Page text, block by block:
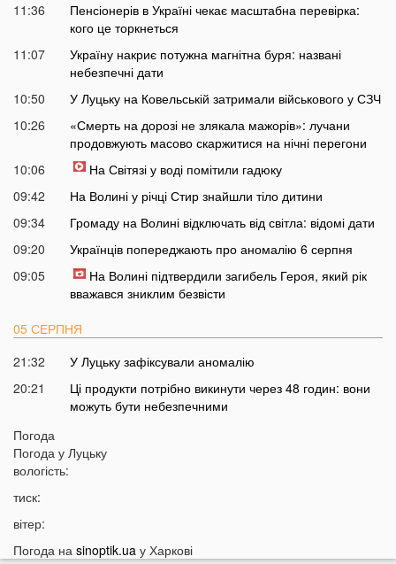
11:36
Пенсіонерів в Україні чекає масштабна перевірка:
кого це торкнеться
11:07
Україну накриє потужна магнітна буря: названі
небезпечні дати
10:50
У Луцьку на Ковельській затримали військового у СЗЧ
10:26
«Смерть на дорозі не злякала мажорів»: лучани
продовжують масово скаржитися на нічні перегони
10:06
На Світязі у воді помітили гадюку
09:42
На Волині у річці Стир знайшли тіло дитини
09:34
Громаду на Волині відключать від світла: відомі дати
09:20
Українців попереджають про аномалію 6 серпня
09:05
На Волині підтвердили загибель Героя, який рік
вважався зниклим безвісти
05 СЕРПНЯ
21:32
У Луцьку зафіксували аномалію
20:21
Ці продукти потрібно викинути через 48 годин: вони
можуть бути небезпечними
19:51
кого це стосується
19:20
18:40
Погода
Погода у Луцьку
вологість:
тиск:
вітер:
Погода на sinoptik.ua у Харкові